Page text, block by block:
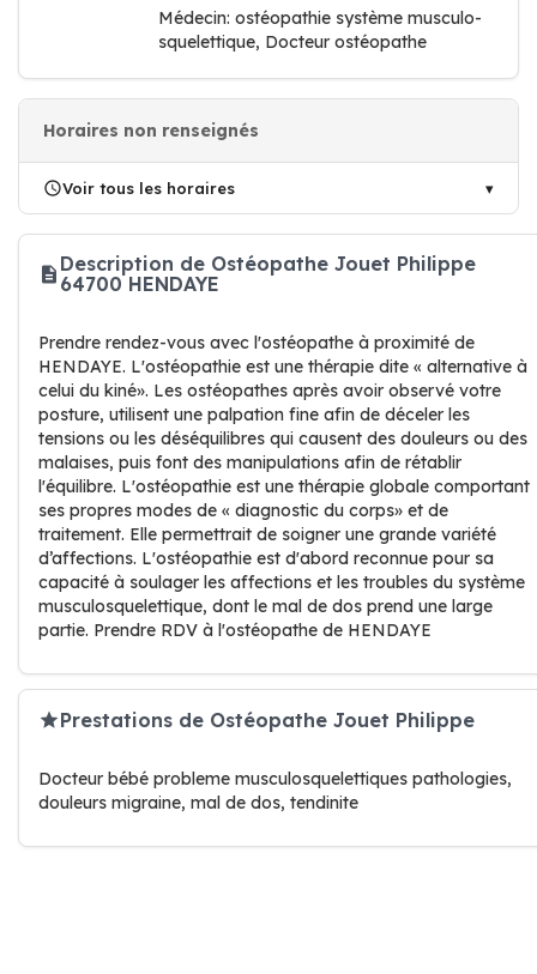
Médecin: ostéopathie système musculo-
squelettique, Docteur ostéopathe
Horaires non renseignés
Voir tous les horaires
Description de Ostéopathe Jouet Philippe
64700 HENDAYE
Prendre rendez-vous avec l'ostéopathe à proximité de
HENDAYE. L'ostéopathie est une thérapie dite « alternative à
celui du kiné». Les ostéopathes après avoir observé votre
posture, utilisent une palpation fine afin de déceler les
tensions ou les déséquilibres qui causent des douleurs ou des
malaises, puis font des manipulations afin de rétablir
l'équilibre. L'ostéopathie est une thérapie globale comportant
ses propres modes de « diagnostic du corps» et de
traitement. Elle permettrait de soigner une grande variété
d’affections. L'ostéopathie est d'abord reconnue pour sa
capacité à soulager les affections et les troubles du système
musculosquelettique, dont le mal de dos prend une large
partie. Prendre RDV à l'ostéopathe de HENDAYE
Prestations de Ostéopathe Jouet Philippe
Docteur bébé probleme musculosquelettiques pathologies,
douleurs migraine, mal de dos, tendinite